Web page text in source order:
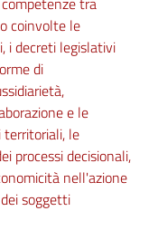
coinvolte le
i decreti legislativi
di
e le
le
processi decisionali,
nell'azione
soggetti